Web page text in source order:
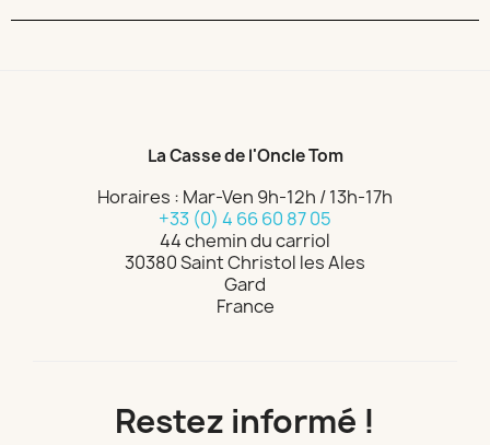
La Casse de l'Oncle Tom
Horaires : Mar-Ven 9h-12h / 13h-17h
+33 (0) 4 66 60 87 05
44 chemin du carriol
30380 Saint Christol les Ales
Gard
France
Restez informé !